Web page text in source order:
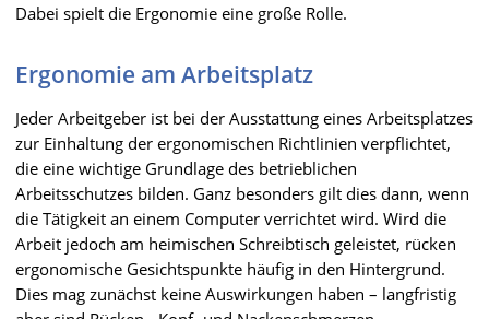
Dabei spielt die Ergonomie eine große Rolle.
Ergonomie am Arbeitsplatz
Jeder Arbeitgeber ist bei der Ausstattung eines Arbeitsplatzes
zur Einhaltung der ergonomischen Richtlinien verpflichtet,
die eine wichtige Grundlage des betrieblichen
Arbeitsschutzes bilden. Ganz besonders gilt dies dann, wenn
die Tätigkeit an einem Computer verrichtet wird. Wird die
Arbeit jedoch am heimischen Schreibtisch geleistet, rücken
ergonomische Gesichtspunkte häufig in den Hintergrund.
Dies mag zunächst keine Auswirkungen haben – langfristig